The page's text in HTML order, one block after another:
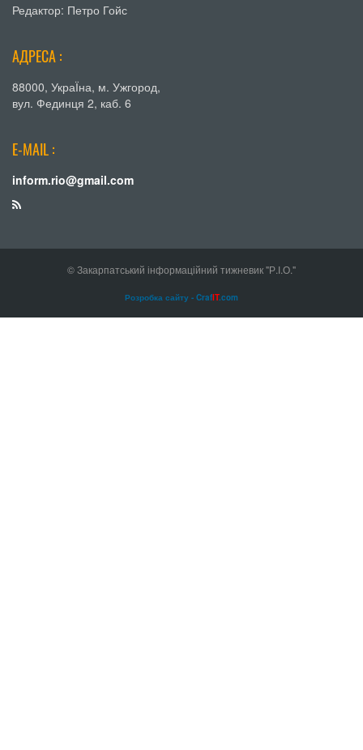
Редактор: Петро Гойс
АДРЕСА :
88000, УкраЇна, м. Ужгород,
вул. Фединця 2, каб. 6
E-MAIL :
inform.rio@gmail.com
© Закарпатський інформаційний тижневик "Р.І.О."
Розробка сайту - CrafIT.com